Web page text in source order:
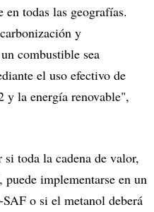
todas las geografías.
y
combustible sea
el uso efectivo de
y la energía renovable",
si toda la cadena de valor,
implementarse en un
o si el metanol deberá